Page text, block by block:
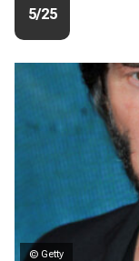
5/25
© Getty